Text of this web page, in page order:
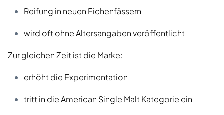
Reifung in neuen Eichenfässern
wird oft ohne Altersangaben veröffentlicht
Zur gleichen Zeit ist die Marke:
erhöht die Experimentation
tritt in die American Single Malt Kategorie ein